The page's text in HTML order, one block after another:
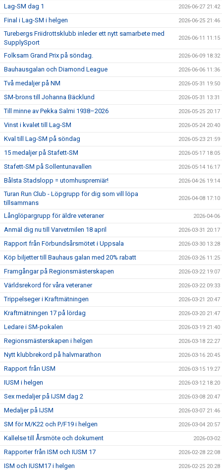
Lag-SM dag 1 2026-06-27 21:42
Final i Lag-SM i helgen 2026-06-25 21:46
Turebergs Friidrottsklubb inleder ett nytt samarbete med
SupplySport
2026-06-11 11:15
Folksam Grand Prix på söndag. 2026-06-09 18:32
Bauhausgalan och Diamond League 2026-06-06 11:36
Två medaljer på NM 2026-05-31 19:50
SM-brons till Johanna Bäcklund 2026-05-31 13:31
Till minne av Pekka Salmi 1938–2026 2026-05-25 20:17
Vinst i kvalet till Lag-SM 2026-05-24 20:40
Kval till Lag-SM på söndag 2026-05-23 21:59
15 medaljer på Stafett-SM 2026-05-17 18:05
Stafett-SM på Sollentunavallen 2026-05-14 16:17
Bålsta Stadslopp = utomhuspremiär! 2026-04-26 19:14
Turan Run Club - Löpgrupp för dig som vill löpa
tillsammans
2026-04-08 17:10
Långlöpargrupp för äldre veteraner 2026-04-06
Anmäl dig nu till Varvetmilen 18 april 2026-03-31 20:17
Rapport från Förbundsårsmötet i Uppsala 2026-03-30 13:28
Köp biljetter till Bauhaus galan med 20% rabatt 2026-03-26 11:25
Framgångar på Regionsmästerskapen 2026-03-22 19:07
Världsrekord för våra veteraner 2026-03-22 09:33
Trippelseger i Kraftmätningen 2026-03-21 20:47
Kraftmätningen 17 på lördag 2026-03-20 21:47
Ledare i SM-pokalen 2026-03-19 21:40
Regionsmästerskapen i helgen 2026-03-18 22:27
Nytt klubbrekord på halvmarathon 2026-03-16 20:45
Rapport från USM 2026-03-15 19:27
IUSM i helgen 2026-03-12 18:20
Sex medaljer på IJSM dag 2 2026-03-08 20:47
Medaljer på IJSM 2026-03-07 21:46
SM för M/K22 och P/F19 i helgen 2026-03-04 20:57
Kallelse till Årsmöte och dokument 2026-03-02
Rapporter från ISM och IUSM 17 2026-02-28 22:08
ISM och IUSM17 i helgen 2026-02-25 20:28